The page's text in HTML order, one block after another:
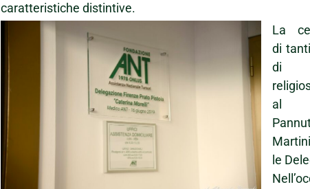
caratteristiche distintive.
La
di
di
al
le